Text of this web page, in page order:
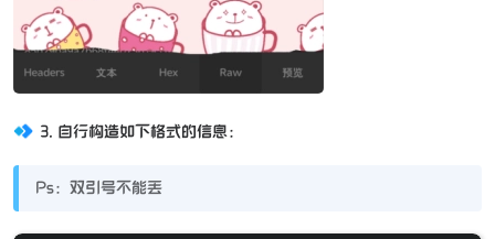
3. 自行构造如下格式的信息：
Ps：双引号不能丢